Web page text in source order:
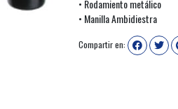
• Rodamiento metálico
• Manilla Ambidiestra
Compartir en: